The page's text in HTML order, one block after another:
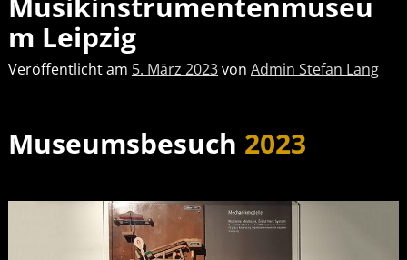
m Leipzig
Veröffentlicht am 5. März 2023von Admin Stefan Lang
Museumsbesuch 2023